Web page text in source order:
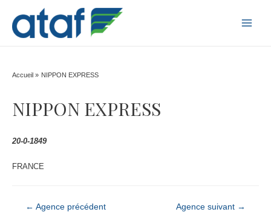
Accueil NIPPON EXPRESS
NIPPON EXPRESS
20-0-1849
FRANCE
Navigation
← Agence précédent Agence suivant →